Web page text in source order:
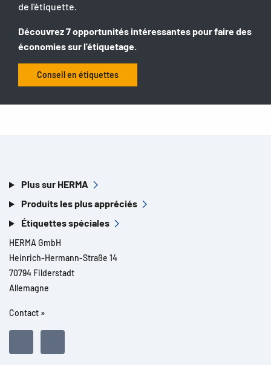
de l'étiquette.
Découvrez 7 opportunités intéressantes pour faire des
économies sur l'étiquetage.
Conseil en étiquettes
Plus sur HERMA
Produits les plus appréciés
Étiquettes spéciales
HERMA GmbH
Heinrich-Hermann-Straße 14
70794 Filderstadt
Allemagne
Contact »